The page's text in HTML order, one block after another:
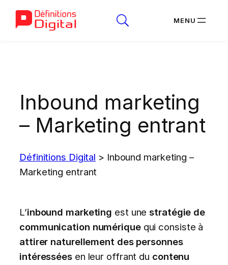
Inbound marketing
– Marketing entrant
Définitions Digital > Inbound marketing –
Marketing entrant
L’inbound marketing est unestratégie de
communication numériquequi consiste à
attirer naturellement des personnes
intéresséesen leur offrant du contenu